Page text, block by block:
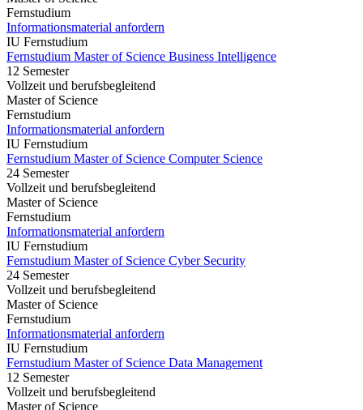
Fernstudium
Informationsmaterial anfordern
IU Fernstudium
Fernstudium Master of Science Business Intelligence
12 Semester
Vollzeit und berufsbegleitend
Master of Science
Fernstudium
Informationsmaterial anfordern
IU Fernstudium
Fernstudium Master of Science Computer Science
24 Semester
Vollzeit und berufsbegleitend
Master of Science
Fernstudium
Informationsmaterial anfordern
IU Fernstudium
Fernstudium Master of Science Cyber Security
24 Semester
Vollzeit und berufsbegleitend
Master of Science
Fernstudium
Informationsmaterial anfordern
IU Fernstudium
Fernstudium Master of Science Data Management
12 Semester
Vollzeit und berufsbegleitend
Master of Science